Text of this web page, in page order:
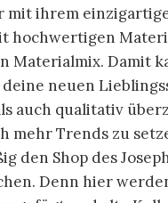
mit ihrem
hochwertigen
Materialmix. Damit
deine neuen
auch qualitativ
mehr Trends zu
den Shop des
Denn hier